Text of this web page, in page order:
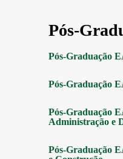
Pós-
Pós-Graduação
Pós-Graduação
Pós-Graduação
Administração e
Pós-Graduação